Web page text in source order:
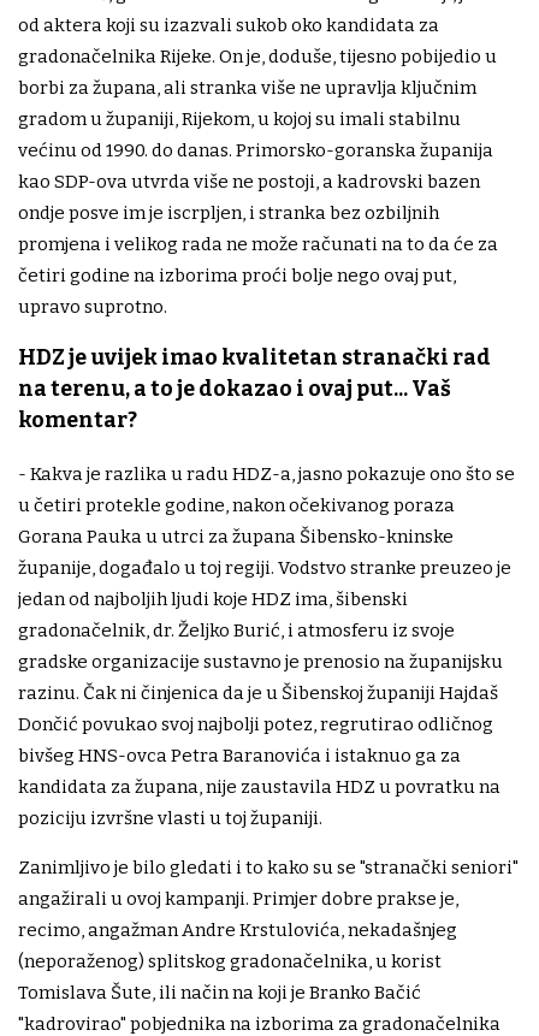
od aktera koji su izazvali sukob oko kandidata za
gradonačelnika Rijeke. On je, doduše, tijesno pobijedio u
borbi za župana, ali stranka više ne upravlja ključnim
gradom u županiji, Rijekom, u kojoj su imali stabilnu
većinu od 1990. do danas. Primorsko-goranska županija
kao SDP-ova utvrda više ne postoji, a kadrovski bazen
ondje posve im je iscrpljen, i stranka bez ozbiljnih
promjena i velikog rada ne može računati na to da će za
četiri godine na izborima proći bolje nego ovaj put,
upravo suprotno.
HDZ je uvijek imao kvalitetan stranački rad
na terenu, a to je dokazao i ovaj put... Vaš
komentar?
- Kakva je razlika u radu HDZ-a, jasno pokazuje ono što se
u četiri protekle godine, nakon očekivanog poraza
Gorana Pauka u utrci za župana Šibensko-kninske
županije, događalo u toj regiji. Vodstvo stranke preuzeo je
jedan od najboljih ljudi koje HDZ ima, šibenski
gradonačelnik, dr. Željko Burić, i atmosferu iz svoje
gradske organizacije sustavno je prenosio na županijsku
razinu. Čak ni činjenica da je u Šibenskoj županiji Hajdaš
Dončić povukao svoj najbolji potez, regrutirao odličnog
bivšeg HNS-ovca Petra Baranovića i istaknuo ga za
kandidata za župana, nije zaustavila HDZ u povratku na
poziciju izvršne vlasti u toj županiji.
Zanimljivo je bilo gledati i to kako su se "stranački seniori"
angažirali u ovoj kampanji. Primjer dobre prakse je,
recimo, angažman Andre Krstulovića, nekadašnjeg
(neporaženog) splitskog gradonačelnika, u korist
Tomislava Šute, ili način na koji je Branko Bačić
"kadrovirao" pobjednika na izborima za gradonačelnika